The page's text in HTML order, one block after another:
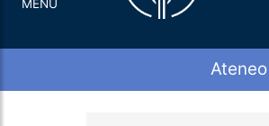
Ateneo